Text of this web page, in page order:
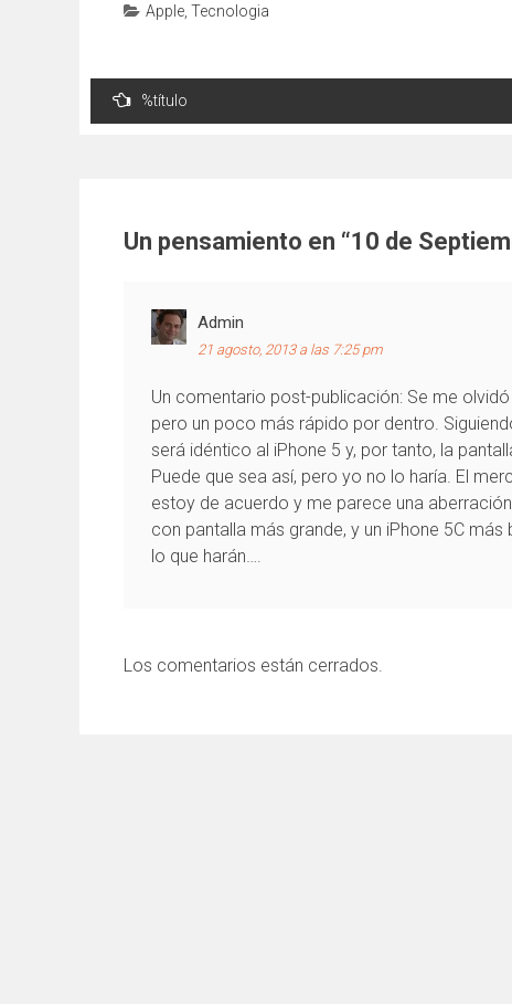
Apple Tecnologia
Navegación
de
%título
Un pensamiento en “10 de
Admin
21 agosto, 2013 a las 7:25 pm
Un comentario post-publicación: Se me
pero un poco más rápido por dentro.
será idéntico al iPhone 5 y, por tanto, la
Puede que sea así, pero yo no lo haría. El
estoy de acuerdo y me parece una
con pantalla más grande, y un iPhone 5C
lo que harán….
Los comentarios están cerrados.